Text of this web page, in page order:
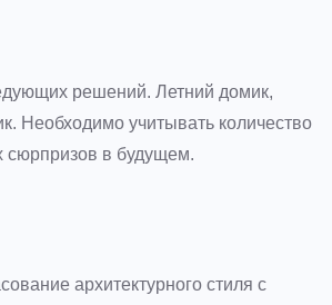
решений. Летний домик,
Необходимо учитывать количество
сюрпризов в будущем.
архитектурного стиля с